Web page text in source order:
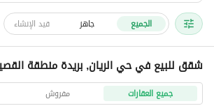
الجميع جاهز قيد الإنشاء
شقق للبيع في حي الريان, بريدة منطقة
جميع العقارات مفروش